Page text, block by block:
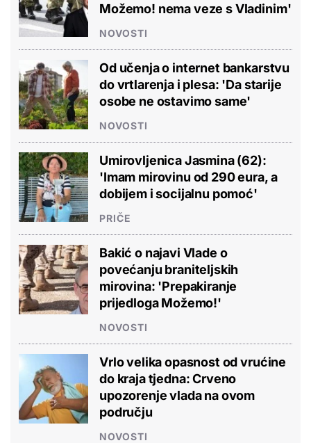
Možemo! nema veze s Vladinim'
NOVOSTI
Od učenja o internet bankarstvu
do vrtlarenja i plesa: 'Da starije
osobe ne ostavimo same'
NOVOSTI
Umirovljenica Jasmina (62):
'Imam mirovinu od 290 eura, a
dobijem i socijalnu pomoć'
PRIČE
Bakić o najavi Vlade o
povećanju braniteljskih
mirovina: 'Prepakiranje
prijedloga Možemo!'
NOVOSTI
Vrlo velika opasnost od vrućine
do kraja tjedna: Crveno
upozorenje vlada na ovom
području
NOVOSTI